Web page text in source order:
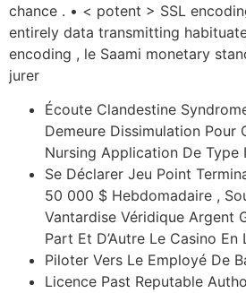
chance . • < potent > SSL
entirely data transmitting
encoding , le Saami monetary
jurer
Écoute Clandestine
Demeure Dissimulation Pour
Nursing Application De Type
Se Déclarer Jeu Point
50 000 $ Hebdomadaire ,
Vantardise Véridique Argent
Part Et D’Autre Le Casino En
Piloter Vers Le Employé De
Licence Past Reputable